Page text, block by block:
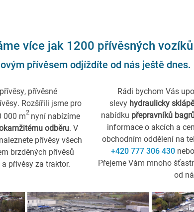
více jak 1200 přívěsných
přívěsem odjíždíte od nás ještě dnes.
přívěsné
Rozšířili jsme pro
000 m2 nyní nabízíme
odběru. V
přívěsy všech
brzděných přívěsů
a přívěsy za traktor.
Rádi bychom Vás
slevy hydraulicky
nabídku přepravníků
informace o akcích a
obchodním oddělení na
+420 777 306 430
Přejeme Vám mnoho
od